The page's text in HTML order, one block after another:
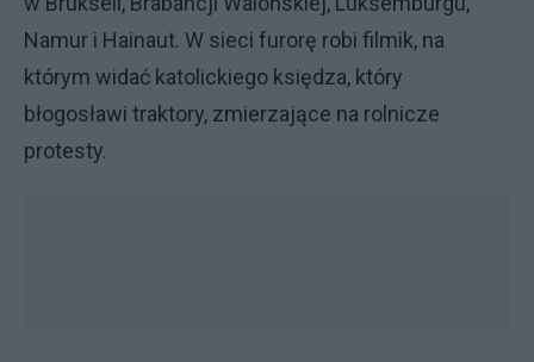
Namur i Hainaut. W sieci furorę robi filmik, na
którym widać katolickiego księdza, który
błogosławi traktory, zmierzające na rolnicze
protesty.